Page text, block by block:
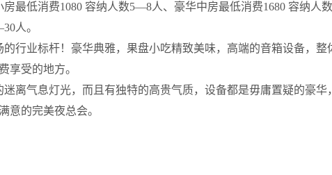
最低消费1080 容纳人数5—8人、豪华中房最低消费1680 容纳人
人。
行业标杆！豪华典雅，果盘小吃精致美味，高端的音箱设备，整
享受的地方。
离气息灯光，而且有独特的高贵气质，设备都是毋庸置疑的豪华，
意的完美夜总会。